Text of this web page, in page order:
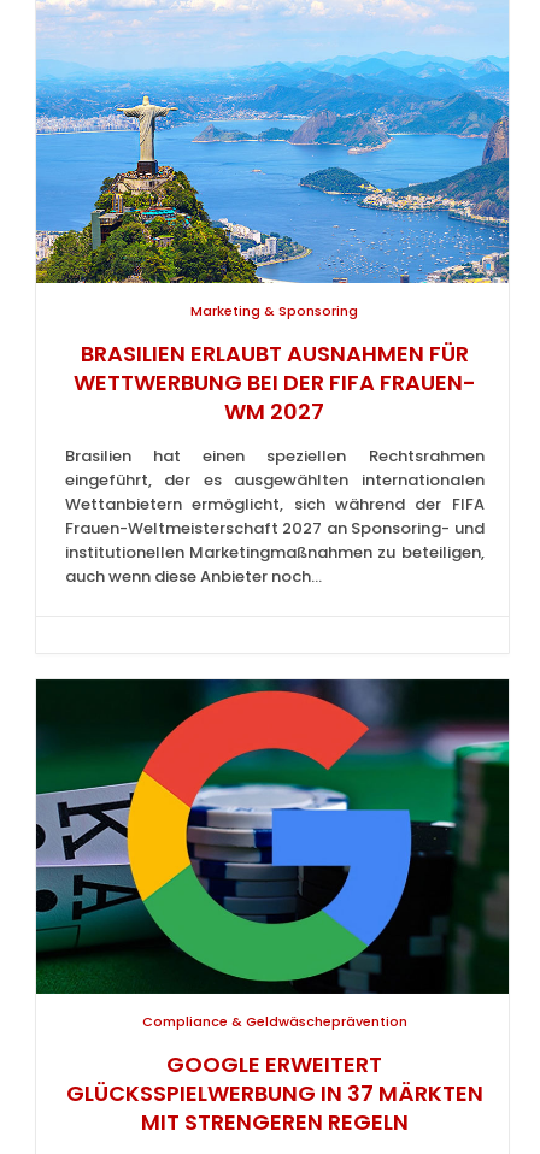
Marketing & Sponsoring
BRASILIEN ERLAUBT AUSNAHMEN FÜR
WETTWERBUNG BEI DER FIFA FRAUEN-
WM 2027
Brasilien hat einen speziellen Rechtsrahmen
eingeführt, der es ausgewählten internationalen
Wettanbietern ermöglicht, sich während der FIFA
Frauen-Weltmeisterschaft 2027 an Sponsoring- und
institutionellen Marketingmaßnahmen zu beteiligen,
auch wenn diese Anbieter noch...
Compliance & Geldwäscheprävention
GOOGLE ERWEITERT
GLÜCKSSPIELWERBUNG IN 37 MÄRKTEN
MIT STRENGEREN REGELN